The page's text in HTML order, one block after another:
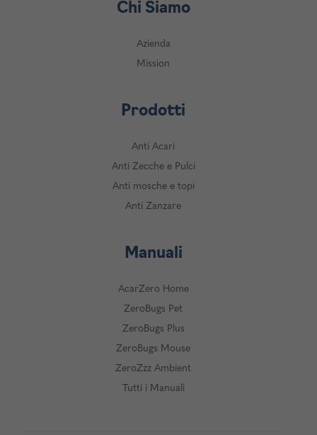
Chi Siamo
Azienda
Mission
Prodotti
Anti Acari
Anti Zecche e Pulci
Anti mosche e topi
Anti Zanzare
Manuali
AcarZero Home
ZeroBugs Pet
ZeroBugs Plus
ZeroBugs Mouse
ZeroZzz Ambient
Tutti i Manuali